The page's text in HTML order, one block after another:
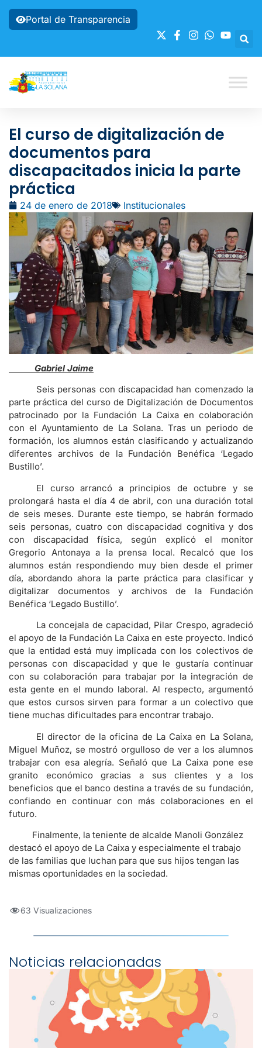
Portal de Transparencia
El curso de digitalización de
documentos para
discapacitados inicia la parte
práctica
24 de enero de 2018 Institucionales
Gabriel Jaime
Seis personas con discapacidad han comenzado la
parte práctica del curso de Digitalización de Documentos
patrocinado por la Fundación La Caixa en colaboración
con el Ayuntamiento de La Solana. Tras un periodo de
formación, los alumnos están clasificando y actualizando
diferentes archivos de la Fundación Benéfica ‘Legado
Bustillo’.
El curso arrancó a principios de octubre y se
prolongará hasta el día 4 de abril, con una duración total
de seis meses. Durante este tiempo, se habrán formado
seis personas, cuatro con discapacidad cognitiva y dos
con discapacidad física, según explicó el monitor
Gregorio Antonaya a la prensa local. Recalcó que los
alumnos están respondiendo muy bien desde el primer
día, abordando ahora la parte práctica para clasificar y
digitalizar documentos y archivos de la Fundación
Benéfica ‘Legado Bustillo’.
La concejala de capacidad, Pilar Crespo, agradeció
el apoyo de la Fundación La Caixa en este proyecto. Indicó
que la entidad está muy implicada con los colectivos de
personas con discapacidad y que le gustaría continuar
con su colaboración para trabajar por la integración de
esta gente en el mundo laboral. Al respecto, argumentó
que estos cursos sirven para formar a un colectivo que
tiene muchas dificultades para encontrar trabajo.
El director de la oficina de La Caixa en La Solana,
Miguel Muñoz, se mostró orgulloso de ver a los alumnos
trabajar con esa alegría. Señaló que La Caixa pone ese
granito económico gracias a sus clientes y a los
beneficios que el banco destina a través de su fundación,
confiando en continuar con más colaboraciones en el
futuro.
Finalmente, la teniente de alcalde Manoli González
destacó el apoyo de La Caixa y especialmente el trabajo
de las familias que luchan para que sus hijos tengan las
mismas oportunidades en la sociedad.
63 Visualizaciones
Noticias relacionadas